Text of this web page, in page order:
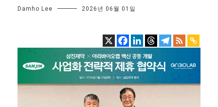
Damho Lee 2026년 06월 01일